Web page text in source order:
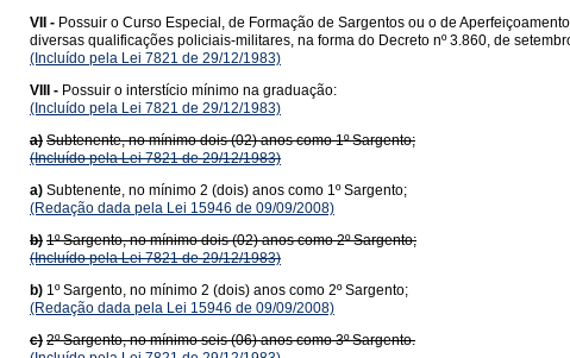
VII - Possuir o Curso Especial, de Formação de Sargentos ou o de
diversas qualificações policiais-militares, na forma do Decreto nº 3.860, de
(Incluído pela Lei 7821 de 29/12/1983)
VIII - Possuir o interstício mínimo na graduação:
(Incluído pela Lei 7821 de 29/12/1983)
a) Subtenente, no mínimo dois (02) anos como 1º Sargento;
(Incluído pela Lei 7821 de 29/12/1983)
a) Subtenente, no mínimo 2 (dois) anos como 1º Sargento;
(Redação dada pela Lei 15946 de 09/09/2008)
b) 1º Sargento, no mínimo dois (02) anos como 2º Sargento;
(Incluído pela Lei 7821 de 29/12/1983)
b) 1º Sargento, no mínimo 2 (dois) anos como 2º Sargento;
(Redação dada pela Lei 15946 de 09/09/2008)
c) 2º Sargento, no mínimo seis (06) anos como 3º Sargento.